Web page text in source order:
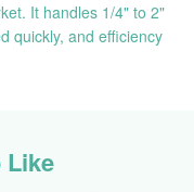
It handles 1/4" to 2"
quickly, and efficiency
Like